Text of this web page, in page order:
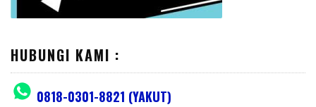
HUBUNGI KAMI :
0818-0301-8821 (YAKUT)